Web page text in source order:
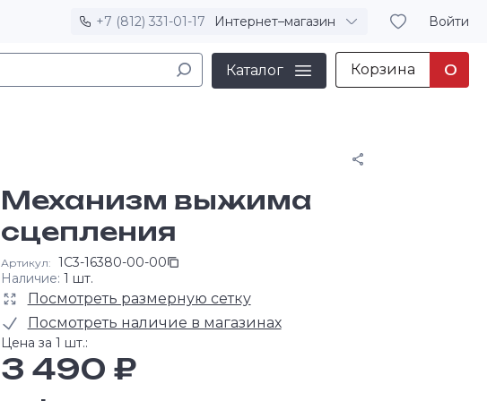
+7 (812) 331-01-17 Интернет–магазин Войти
Каталог Корзина 0
Механизм выжима
сцепления
Артикул: 1C3-16380-00-00
Наличие: 1 шт.
Посмотреть размерную сетку
Посмотреть наличие в магазинах
Цена за 1 шт.:
3 490 ₽